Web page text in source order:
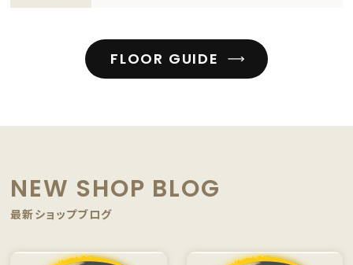
FLOOR GUIDE
NEW SHOP BLOG
最新ショップブログ